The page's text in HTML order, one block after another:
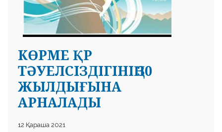
КӨРМЕ ҚР
ТӘУЕЛСІЗДІГІНІҢ 30
ЖЫЛДЫҒЫНА
АРНАЛАДЫ
12 Қараша 2021